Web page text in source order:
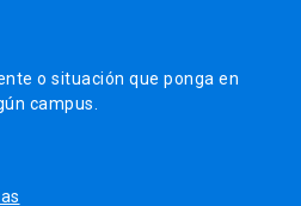
o situación que ponga en
campus.